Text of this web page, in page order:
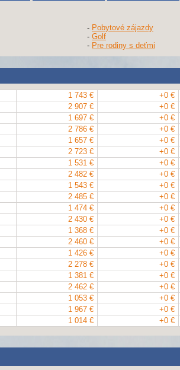
- Pobytové zájazdy
- Golf
- Pre rodiny s deťmi
1 743 € +0 €
2 907 € +0 €
1 697 € +0 €
2 786 € +0 €
1 657 € +0 €
2 723 € +0 €
1 531 € +0 €
2 482 € +0 €
1 543 € +0 €
2 485 € +0 €
1 474 € +0 €
2 430 € +0 €
1 368 € +0 €
2 460 € +0 €
1 426 € +0 €
2 278 € +0 €
1 381 € +0 €
2 462 € +0 €
1 053 € +0 €
1 967 € +0 €
1 014 € +0 €